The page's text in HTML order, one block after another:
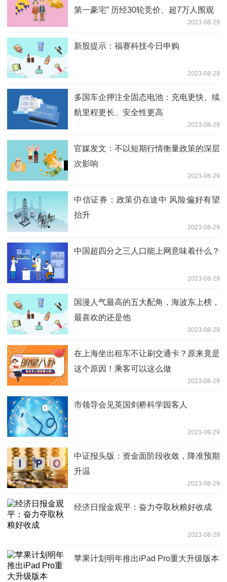
第一豪宅” 历经30轮竞价、超7万人围观
2023-08-29
新股提示：福赛科技今日申购
2023-08-29
多国车企押注全固态电池：充电更快、续
航里程更长、安全性更高
2023-08-29
官媒发文：不以短期行情衡量政策的深层
次影响
2023-08-29
中信证券：政策仍在途中 风险偏好有望
抬升
2023-08-29
中国超四分之三人口能上网意味着什么？
2023-08-29
国漫人气最高的五大配角，海波东上榜，
最喜欢的还是他
2023-08-29
在上海坐出租车不让刷交通卡？原来竟是
这个原因！乘客可以这么做
2023-08-29
市领导会见英国剑桥科学园客人
2023-08-29
中证报头版：资金面阶段收敛，降准预期
升温
2023-08-29
经济日报金观平：奋力夺取秋粮好收成
2023-08-29
苹果计划明年推出iPad Pro重大升级版本